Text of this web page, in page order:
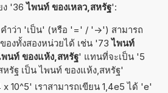
ง '36ไพนท์ ของเหลว,สหรัฐ':
ำว่า 'เป็น' (หรือ '=' / '->') สามารถ
ของทั้งสองหน่วยได้ เช่น '73ไพนท์
พนท์ ของแห้ง,สหรัฐ' แทนที่จะเป็น '5
รัฐ เป็น ไพนท์ ของแห้ง,สหรัฐ'
10^5' เราสามารถเขียน 1,4e5 ได้ 'e'